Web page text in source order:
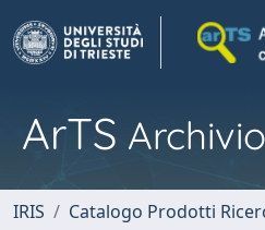
ArTS
IRIS Catalogo Prodotti